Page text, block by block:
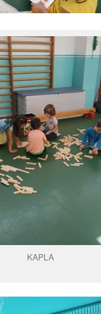
KAPLA